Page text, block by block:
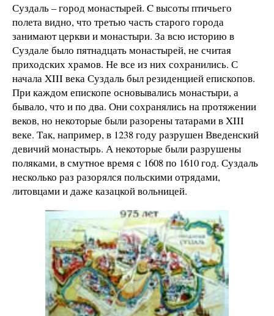
Суздаль – город монастырей. C высоты птичьего
полета видно, что третью часть старого города
занимают церкви и монастыри. За всю историю в
Суздале было пятнадцать монастырей, не считая
приходских храмов. Не все из них сохранились. С
начала XIII века Суздаль был резиденцией епископов.
При каждом епископе основывались монастыри, а
бывало, что и по два. Они сохранялись на протяжении
веков, но некоторые были разорены татарами в XIII
веке. Так, например, в 1238 году разрушен Введенский
девичий монастырь. А некоторые были разрушены
поляками, в смутное время с 1608 по 1610 год. Суздаль
несколько раз разорялся польскими отрядами,
литовцами и даже казацкой вольницей.